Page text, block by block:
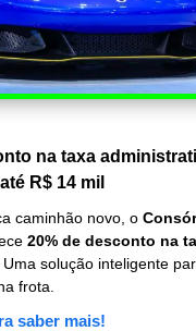
na taxa
R$ 14 mil
caminhão novo, o
20% de desconto na
. Uma solução inteligente
frota.
saber mais!